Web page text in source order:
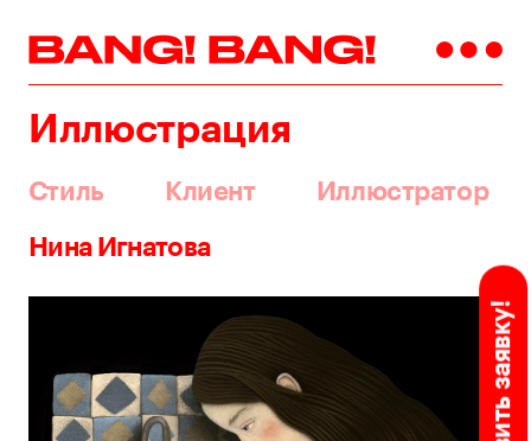
Иллюстрация
Стиль Клиент Иллюстратор
Нина Игнатова